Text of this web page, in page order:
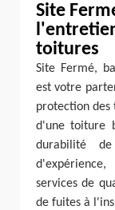
Site
toitures
Site Fermé,
est votre
protection des
d'une toiture
durabilité
services de
de fuites à